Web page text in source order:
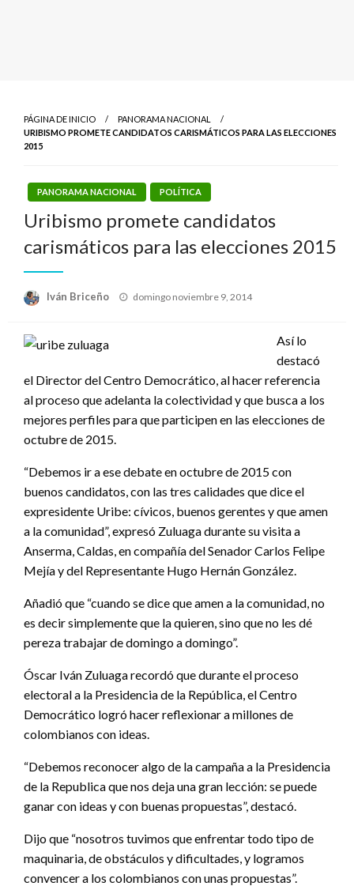
PÁGINA DE INICIO
PANORAMA NACIONAL
URIBISMO PROMETE CANDIDATOS CARISMÁTICOS PARA LAS ELECCIONES
2015
PANORAMA NACIONAL POLÍTICA
Uribismo promete candidatos
carismáticos para las elecciones 2015
Iván Briceño
Publicado
domingo noviembre 9, 2014
Así lo
destacó
el Director del Centro Democrático, al hacer referencia
al proceso que adelanta la colectividad y que busca a los
mejores perfiles para que participen en las elecciones de
octubre de 2015.
“Debemos ir a ese debate en octubre de 2015 con
buenos candidatos, con las tres calidades que dice el
expresidente Uribe: cívicos, buenos gerentes y que amen
a la comunidad”, expresó Zuluaga durante su visita a
Anserma, Caldas, en compañía del Senador Carlos Felipe
Mejía y del Representante Hugo Hernán González.
Añadió que “cuando se dice que amen a la comunidad, no
es decir simplemente que la quieren, sino que no les dé
pereza trabajar de domingo a domingo”.
Óscar Iván Zuluaga recordó que durante el proceso
electoral a la Presidencia de la República, el Centro
Democrático logró hacer reflexionar a millones de
colombianos con ideas.
“Debemos reconocer algo de la campaña a la Presidencia
de la Republica que nos deja una gran lección: se puede
ganar con ideas y con buenas propuestas”, destacó.
Dijo que “nosotros tuvimos que enfrentar todo tipo de
maquinaria, de obstáculos y dificultades, y logramos
convencer a los colombianos con unas propuestas”.